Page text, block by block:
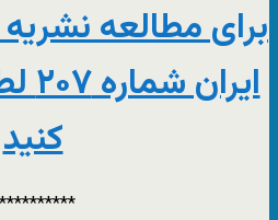
برای مطالعه
کنید